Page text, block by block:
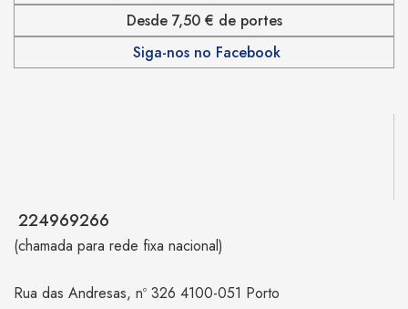
Desde 7,50 € de portes
Siga-nos no Facebook
224969266
(chamada para rede fixa nacional)
Rua das Andresas, nº 326 4100-051 Porto